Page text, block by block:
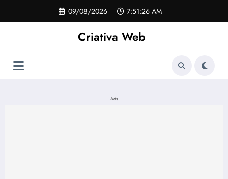
o
09/08/2026 7:51:27 AM
Criativa Web
Ads